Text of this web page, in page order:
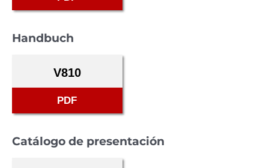
Handbuch
V810
PDF
Catálogo de presentación